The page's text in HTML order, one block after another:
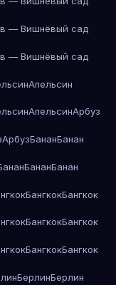
— Вишнёвый сад
— Вишнёвый сад
Апельсин
АпельсинАрбуз
АрбузБананБанан
БананБанан
БангкокБангкок
БангкокБангкок
БангкокБангкок
БерлинБерлин